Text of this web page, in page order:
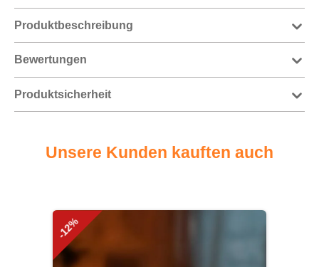
Produktbeschreibung
Bewertungen
Produktsicherheit
Unsere Kunden kauften auch
Produktgalerie überspringen
-12%